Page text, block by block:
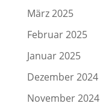
März 2025
Februar 2025
Januar 2025
Dezember 2024
November 2024